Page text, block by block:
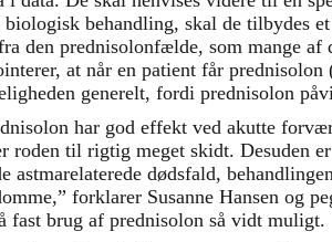
behandling, skal de tilbydes
den prednisolonfælde, som mange af
at når en patient får
generelt, fordi prednisolon
har god effekt ved akutte
roden til rigtig meget skidt. Desuden
astmarelaterede dødsfald,
forklarer Susanne Hansen og
fast brug af prednisolon så vidt muligt.